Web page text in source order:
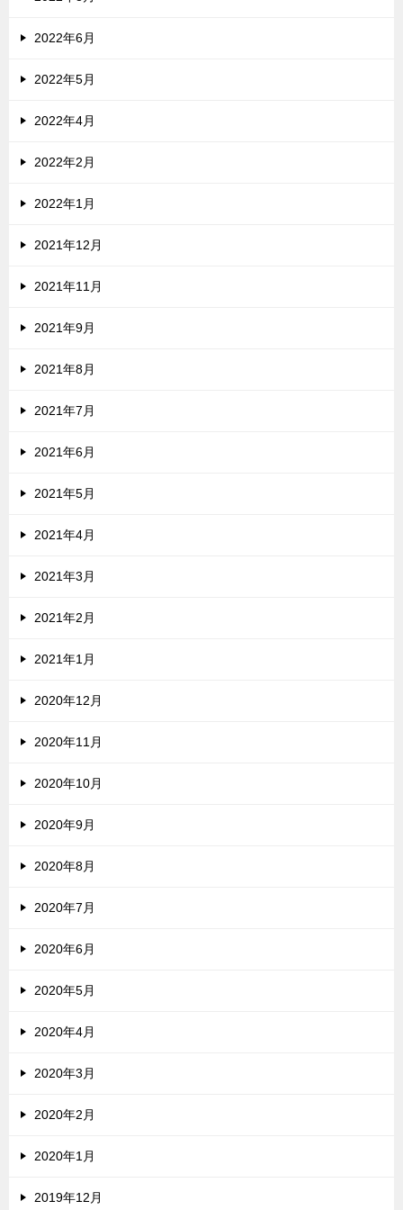
2022年6月
2022年5月
2022年4月
2022年2月
2022年1月
2021年12月
2021年11月
2021年9月
2021年8月
2021年7月
2021年6月
2021年5月
2021年4月
2021年3月
2021年2月
2021年1月
2020年12月
2020年11月
2020年10月
2020年9月
2020年8月
2020年7月
2020年6月
2020年5月
2020年4月
2020年3月
2020年2月
2020年1月
2019年12月